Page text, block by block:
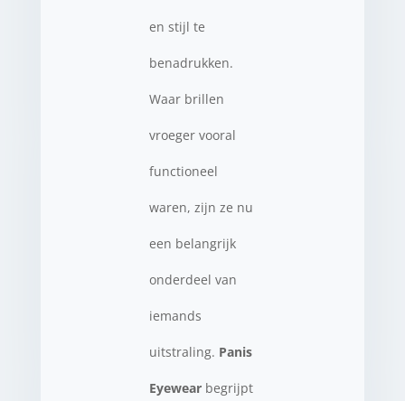
en stijl te
benadrukken.
Waar brillen
vroeger vooral
functioneel
waren, zijn ze nu
een belangrijk
onderdeel van
iemands
uitstraling. Panis
Eyewearbegrijpt